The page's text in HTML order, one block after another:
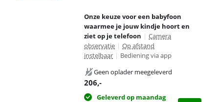
Onze keuze voor een babyfoon
waarmee je jouw kindje hoort en
ziet op je telefoon | Camera
observatie | Op afstand
instelbaar | Bediening via app
Geen oplader meegeleverd
206,-
Geleverd op maandag